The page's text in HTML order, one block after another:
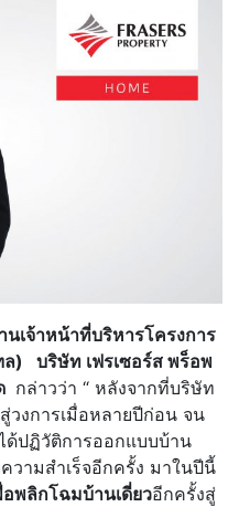
เจ้าหน้าที่บริหารโครงการ
ล) บริษัท เฟรเซอร์ส พร็อพ
กล่าวว่า “ หลังจากที่บริษัท
งการเมื่อหลายปีก่อน จน
ด้ปฏิวัติการออกแบบบ้าน
ามสำเร็จอีกครั้ง มาในปีนี้
พลิกโฉมบ้านเดี่ยวอีกครั้งสู่